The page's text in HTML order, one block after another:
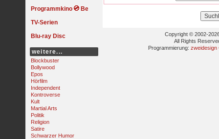
Programmkino
TV-Serien
Blu-ray Disc
weitere...
Blockbuster
Bollywood
Epos
Hörfilm
Independent
Kontroverse
Kult
Martial Arts
Politik
Religion
Satire
Schwarzer Humor
Copyright © 2002-
All Rights
Programmierung: zweidesign